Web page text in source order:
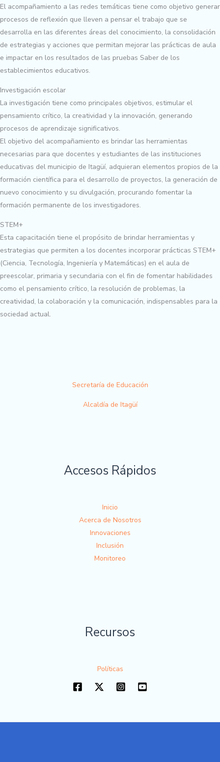
El acompañamiento a las redes temáticas tiene como objetivo generar
procesos de reflexión que lleven a pensar el trabajo que se
desarrolla en las diferentes áreas del conocimiento, la consolidación
de estrategias y acciones que permitan mejorar las prácticas de aula
e impactar en los resultados de las pruebas Saber de los
establecimientos educativos.
Investigación escolar
La investigación tiene como principales objetivos, estimular el
pensamiento crítico, la creatividad y la innovación, generando
procesos de aprendizaje significativos.
El objetivo del acompañamiento es brindar las herramientas
necesarias para que docentes y estudiantes de las instituciones
educativas del municipio de Itagüí, adquieran elementos propios de la
formación científica para el desarrollo de proyectos, la generación de
nuevo conocimiento y su divulgación, procurando fomentar la
formación permanente de los investigadores.
STEM+
Esta capacitación tiene el propósito de brindar herramientas y
estrategias que permiten a los docentes incorporar prácticas STEM+
(Ciencia, Tecnología, Ingeniería y Matemáticas) en el aula de
preescolar, primaria y secundaria con el fin de fomentar habilidades
como el pensamiento crítico, la resolución de problemas, la
creatividad, la colaboración y la comunicación, indispensables para la
sociedad actual.
Secretaría de Educación
Alcaldía de Itagüí
Accesos Rápidos
Inicio
Acerca de Nosotros
Innovaciones
Inclusión
Monitoreo
Recursos
Políticas